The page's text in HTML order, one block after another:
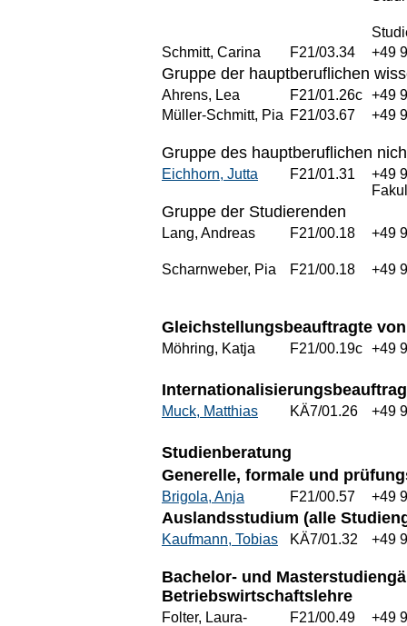
Schmitt, Carina
F21/03.34 +49
Gruppe der hauptberuflichen
Ahrens, Lea F21/01.26c +49
Müller-Schmitt, Pia F21/03.67 +49
Gruppe des hauptberuflichen
Eichhorn, Jutta F21/01.31
+49
Gruppe der Studierenden
Lang, Andreas F21/00.18 +49
Scharnweber, Pia F21/00.18 +49
Gleichstellungsbeauftragte
Möhring, Katja F21/00.19c +49
Muck, Matthias KÄ7/01.26 +49
Studienberatung
Generelle, formale und
Brigola, Anja F21/00.57 +49
Auslandsstudium (alle
Kaufmann, Tobias KÄ7/01.32 +49
Bachelor- und
Betriebswirtschaftslehre
Folter, Laura-
F21/00.49 +49